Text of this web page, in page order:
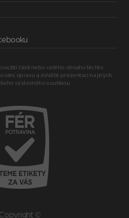
části nebo celého obsahu těchto
úpravu a zvláště prezentaci na jiných
výslovného souhlasu.
Copyright ©